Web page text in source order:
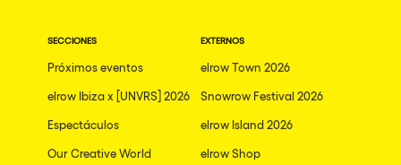
SECCIONES
Próximos eventos
elrow Ibiza x [UNVRS] 2026
Espectáculos
Our Creative World
EXTERNOS
elrow Town 2026
Snowrow Festival 2026
elrow Island 2026
elrow Shop